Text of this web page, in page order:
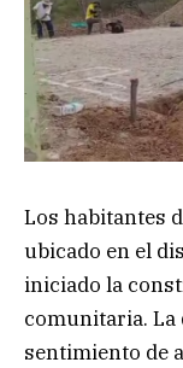
Los habitantes
ubicado en el
iniciado la
comunitaria. La
sentimiento de